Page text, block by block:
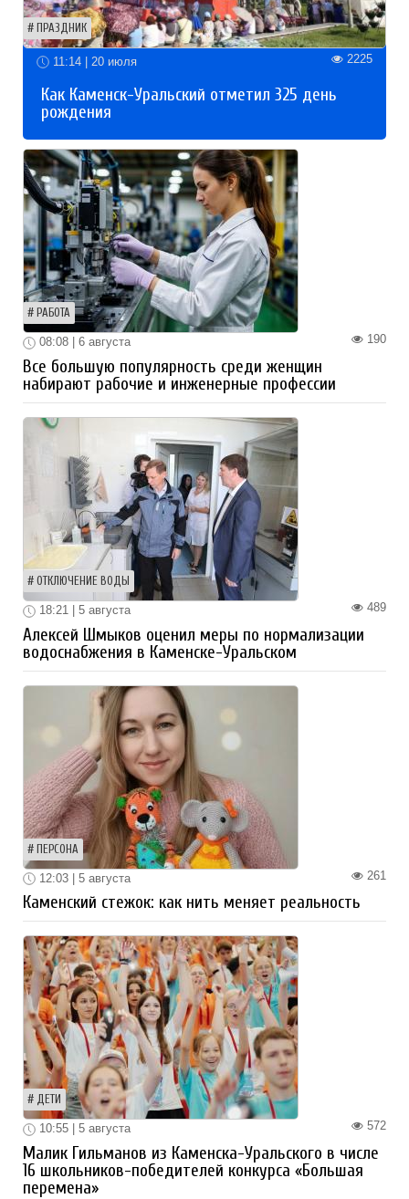
ПРАЗДНИК
11:14 | 20 июля 2225
Как Каменск-Уральский отметил 325 день
рождения
РАБОТА
190
08:08 | 6 августа
Все большую популярность среди женщин
набирают рабочие и инженерные профессии
ОТКЛЮЧЕНИЕ ВОДЫ
489
18:21 | 5 августа
Алексей Шмыков оценил меры по нормализации
водоснабжения в Каменске-Уральском
ПЕРСОНА
261
12:03 | 5 августа
Каменский стежок: как нить меняет реальность
ДЕТИ
572
10:55 | 5 августа
Малик Гильманов из Каменска-Уральского в числе
16 школьников-победителей конкурса «Большая
перемена»